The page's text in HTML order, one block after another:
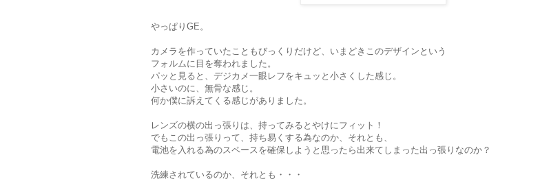
やっぱりGE。
カメラを作っていたこともびっくりだけど、いまどきこのデザインという
フォルムに目を奪われました。
パッと見ると、デジカメ一眼レフをキュッと小さくした感じ。
小さいのに、無骨な感じ。
何か僕に訴えてくる感じがありました。
レンズの横の出っ張りは、持ってみるとやけにフィット！
でもこの出っ張りって、持ち易くする為なのか、それとも、
電池を入れる為のスペースを確保しようと思ったら出来てしまった出っ張りなのか？
洗練されているのか、それとも・・・